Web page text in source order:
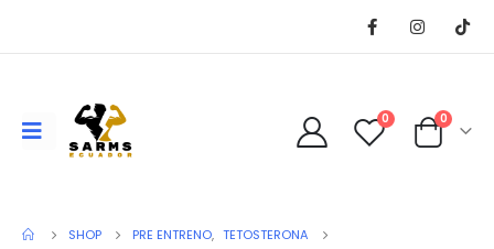
0 0
SHOP PRE ENTRENO, TETOSTERONA